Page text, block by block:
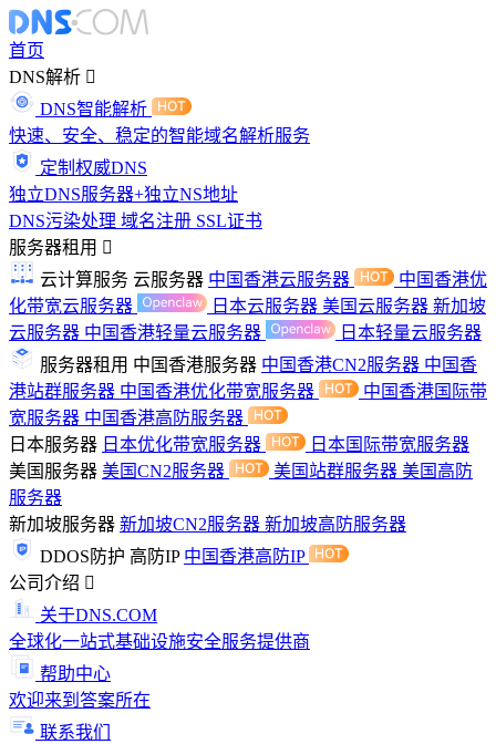
首页
DNS解析
DNS智能解析
快速、安全、稳定的智能域名解析服务
定制权威DNS
独立DNS服务器+独立NS地址
DNS污染处理 域名注册 SSL证书
服务器租用
云计算服务 云服务器 中国香港云服务器
中国香港优
化带宽云服务器
日本云服务器 美国云服务器 新加坡
云服务器 中国香港轻量云服务器
日本轻量云服务器
服务器租用 中国香港服务器 中国香港CN2服务器 中国香
港站群服务器 中国香港优化带宽服务器
中国香港国际带
宽服务器 中国香港高防服务器
日本服务器 日本优化带宽服务器
日本国际带宽服务器
美国服务器 美国CN2服务器 美国站群服务器 美国高防
服务器
新加坡服务器 新加坡CN2服务器 新加坡高防服务器
DDOS防护 高防IP 中国香港高防IP
公司介绍
关于DNS.COM
全球化一站式基础设施安全服务提供商
帮助中心
欢迎来到答案所在
联系我们